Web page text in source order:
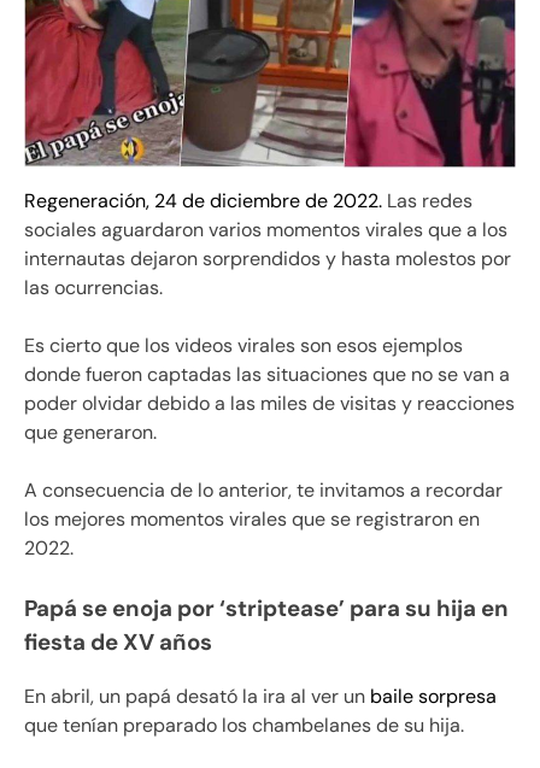
Regeneración, 24 de diciembre de 2022. Las redes
sociales aguardaron varios momentos virales que a los
internautas dejaron sorprendidos y hasta molestos por
las ocurrencias.
Es cierto que los videos virales son esos ejemplos
donde fueron captadas las situaciones que no se van a
poder olvidar debido a las miles de visitas y reacciones
que generaron.
A consecuencia de lo anterior, te invitamos a recordar
los mejores momentos virales que se registraron en
2022.
Papá se enoja por ‘striptease’ para su hija en
fiesta de XV años
En abril, un papá desató la ira al ver un baile sorpresa
que tenían preparado los chambelanes de su hija.